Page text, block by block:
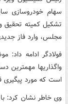
سهام خودروسازی
تشکیل کمیته
مجلس، وارد فاز
فولادگر ادامه
واگذاریها مهمترین
است که مورد پیگیری
وی خاطر نشان کرد: